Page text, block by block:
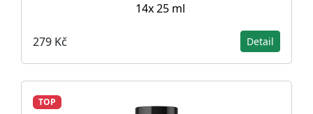
14x 25 ml
279 Kč Detail
TOP